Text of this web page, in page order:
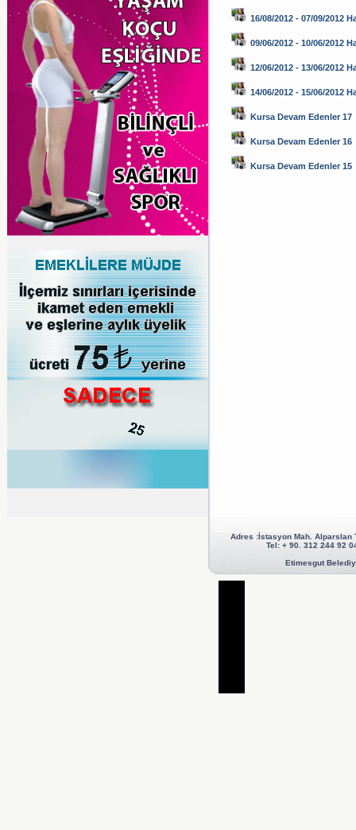
16/08/2012 - 07/09/2012
09/06/2012 - 10/06/2012
12/06/2012 - 13/06/2012
14/06/2012 - 15/06/2012
Kursa Devam Edenler 17
Kursa Devam Edenler 16
Kursa Devam Edenler 15
Adres :İstasyon Mah. Alparslan
Tel: + 90. 312 244 92
Etimesgut